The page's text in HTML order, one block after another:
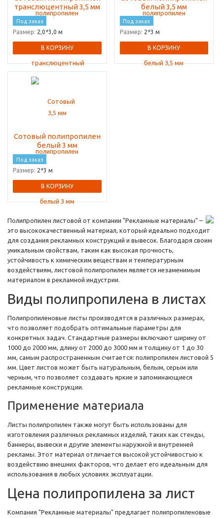
транслюцентный 3,5 мм
Под заказ
Размер: 2,0*3,0 м
В КОРЗИНУ
белый 3,5 мм
Под заказ
Размер: 2*3 м
В КОРЗИНУ
Сотовый полипропилен
белый 3 мм
Под заказ
Размер: 2*3 м
В КОРЗИНУ
Полипропилен листовой от компании "Рекламные материалы" –
это высококачественный материал, который идеально подходит
для создания рекламных конструкций и вывесок. Благодаря своим
уникальным свойствам, таким как высокая прочность,
устойчивость к химическим веществам и температурным
воздействиям, листовой полипропилен является незаменимым
материалом в рекламной индустрии.
Виды полипропилена в листах
Полипропиленовые листы производятся в различных размерах,
что позволяет подобрать оптимальные параметры для
конкретных задач. Стандартные размеры включают ширину от
1000 до 2000 мм, длину от 2000 до 3000 мм и толщину от 1 до 30
мм, самым распространенным считается: полипропилен листовой 5
мм. Цвет листов может быть натуральным, белым, серым или
черным, что позволяет создавать яркие и запоминающиеся
рекламные конструкции.
Применение материала
Листы полипропилен также могут быть использованы для
изготовления различных рекламных изделий, таких как стенды,
баннеры, вывески и другие элементы наружной и внутренней
рекламы. Этот материал отличается высокой устойчивостью к
воздействию внешних факторов, что делает его идеальным для
использования в любых условиях эксплуатации.
Цена полипропилена за лист
Компания "Рекламные материалы" предлагает полипропиленовые